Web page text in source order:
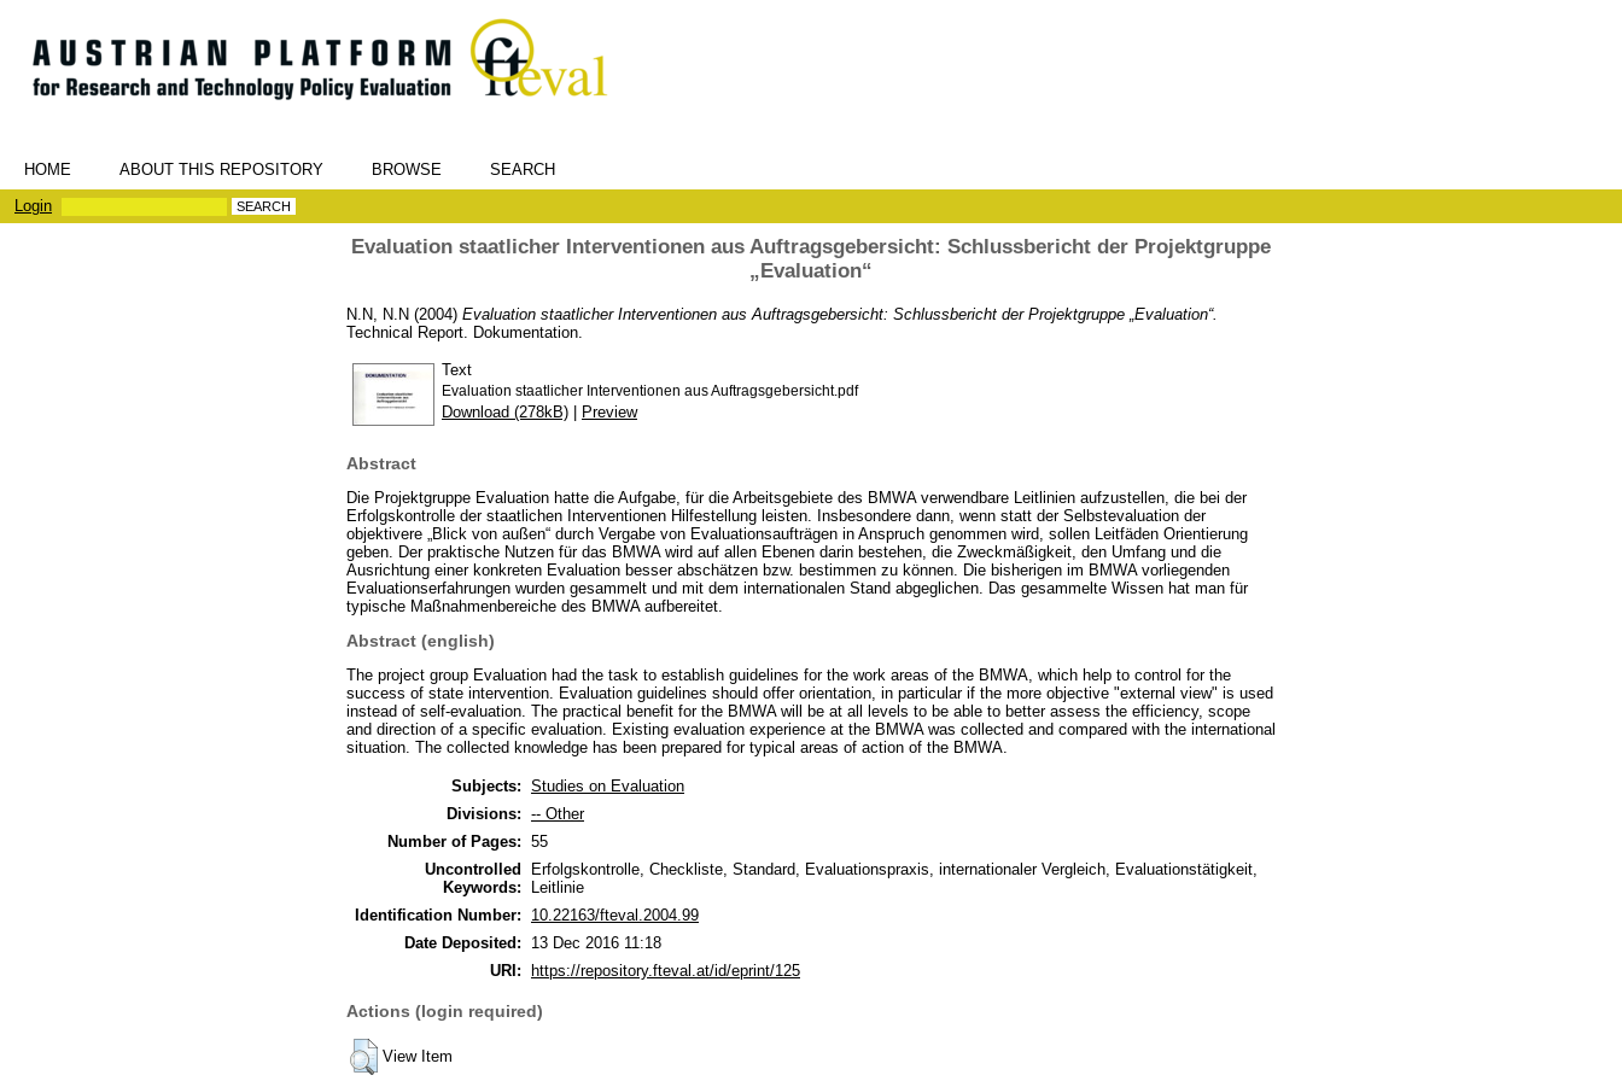
HOME ABOUT THIS REPOSITORY BROWSE
SEARCH
Login
Evaluation staatlicher Interventionen aus Auftragsgebersicht: Schlussbericht der Projektgruppe
„Evaluation“
N.N, N.N (2004) Evaluation staatlicher Interventionen aus Auftragsgebersicht: Schlussbericht der Projektgruppe „Evaluation“.
Technical Report. Dokumentation.
Text
Evaluation staatlicher Interventionen aus Auftragsgebersicht.pdf
Download (278kB) | Preview
Abstract
Die Projektgruppe Evaluation hatte die Aufgabe, für die Arbeitsgebiete des BMWA verwendbare Leitlinien aufzustellen, die bei der
Erfolgskontrolle der staatlichen Interventionen Hilfestellung leisten. Insbesondere dann, wenn statt der Selbstevaluation der
objektivere „Blick von außen“ durch Vergabe von Evaluationsaufträgen in Anspruch genommen wird, sollen Leitfäden Orientierung
geben. Der praktische Nutzen für das BMWA wird auf allen Ebenen darin bestehen, die Zweckmäßigkeit, den Umfang und die
Ausrichtung einer konkreten Evaluation besser abschätzen bzw. bestimmen zu können. Die bisherigen im BMWA vorliegenden
Evaluationserfahrungen wurden gesammelt und mit dem internationalen Stand abgeglichen. Das gesammelte Wissen hat man für
typische Maßnahmenbereiche des BMWA aufbereitet.
Abstract (english)
The project group Evaluation had the task to establish guidelines for the work areas of the BMWA, which help to control for the
success of state intervention. Evaluation guidelines should offer orientation, in particular if the more objective "external view" is used
instead of self-evaluation. The practical benefit for the BMWA will be at all levels to be able to better assess the efficiency, scope
and direction of a specific evaluation. Existing evaluation experience at the BMWA was collected and compared with the international
situation. The collected knowledge has been prepared for typical areas of action of the BMWA.
Subjects: Studies on Evaluation
Divisions: -- Other
Number of Pages: 55
Uncontrolled
Keywords:
Erfolgskontrolle, Checkliste, Standard, Evaluationspraxis, internationaler Vergleich, Evaluationstätigkeit,
Leitlinie
Identification Number:
10.22163/fteval.2004.99
Date Deposited:
13 Dec 2016 11:18
URI:
https://repository.fteval.at/id/eprint/125
Actions (login required)
View Item